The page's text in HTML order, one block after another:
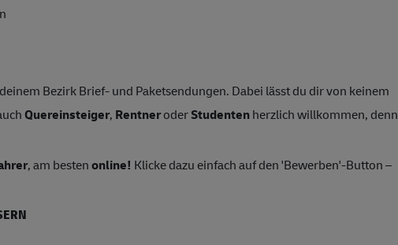
Bezirk Brief- und Paketsendungen. Dabei lässt du dir von keinem
Quereinsteiger, RentneroderStudentenherzlich willkommen, denn
, am bestenonline! Klicke dazu einfach auf den 'Bewerben'-Button –